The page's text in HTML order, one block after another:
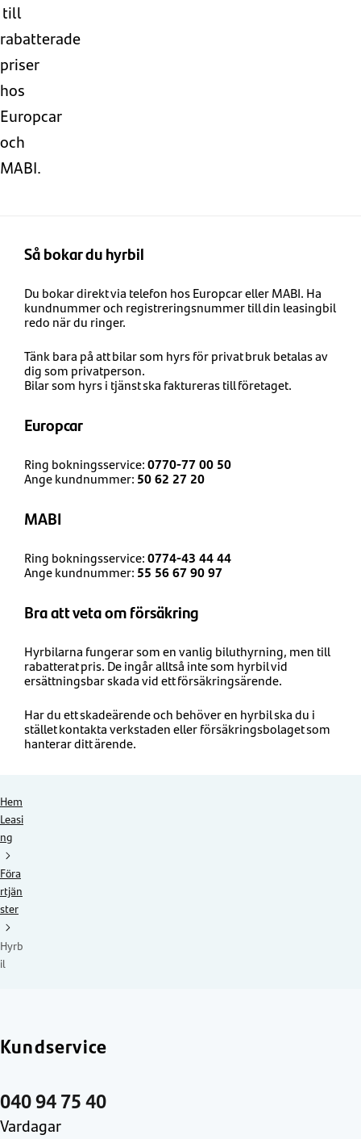
till
rabatterade
priser
hos
Europcar
och
MABI.
Så bokar du hyrbil
Du bokar direkt via telefon hos Europcar eller MABI. Ha
kundnummer och registreringsnummer till din leasingbil
redo när du ringer.
Tänk bara på att bilar som hyrs för privat bruk betalas av
dig som privatperson.
Bilar som hyrs i tjänst ska faktureras till företaget.
Europcar
Ring bokningsservice:0770-77 00 50
Ange kundnummer: 50 62 27 20
MABI
Ring bokningsservice:0774-43 44 44
Ange kundnummer: 55 56 67 90 97
Bra att veta om försäkring
Hyrbilarna fungerar som en vanlig biluthyrning, men till
rabatterat pris. De ingår alltså inte som hyrbil vid
ersättningsbar skada vid ett försäkringsärende.
Har du ett skadeärende och behöver en hyrbil ska du i
stället kontakta verkstaden eller försäkringsbolaget som
hanterar ditt ärende.
Hem
Leasi
ng
Föra
rtjän
ster
Hyrb
il
Kundservice
040 94 75 40
Vardagar